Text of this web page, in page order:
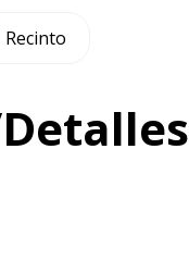
Recinto